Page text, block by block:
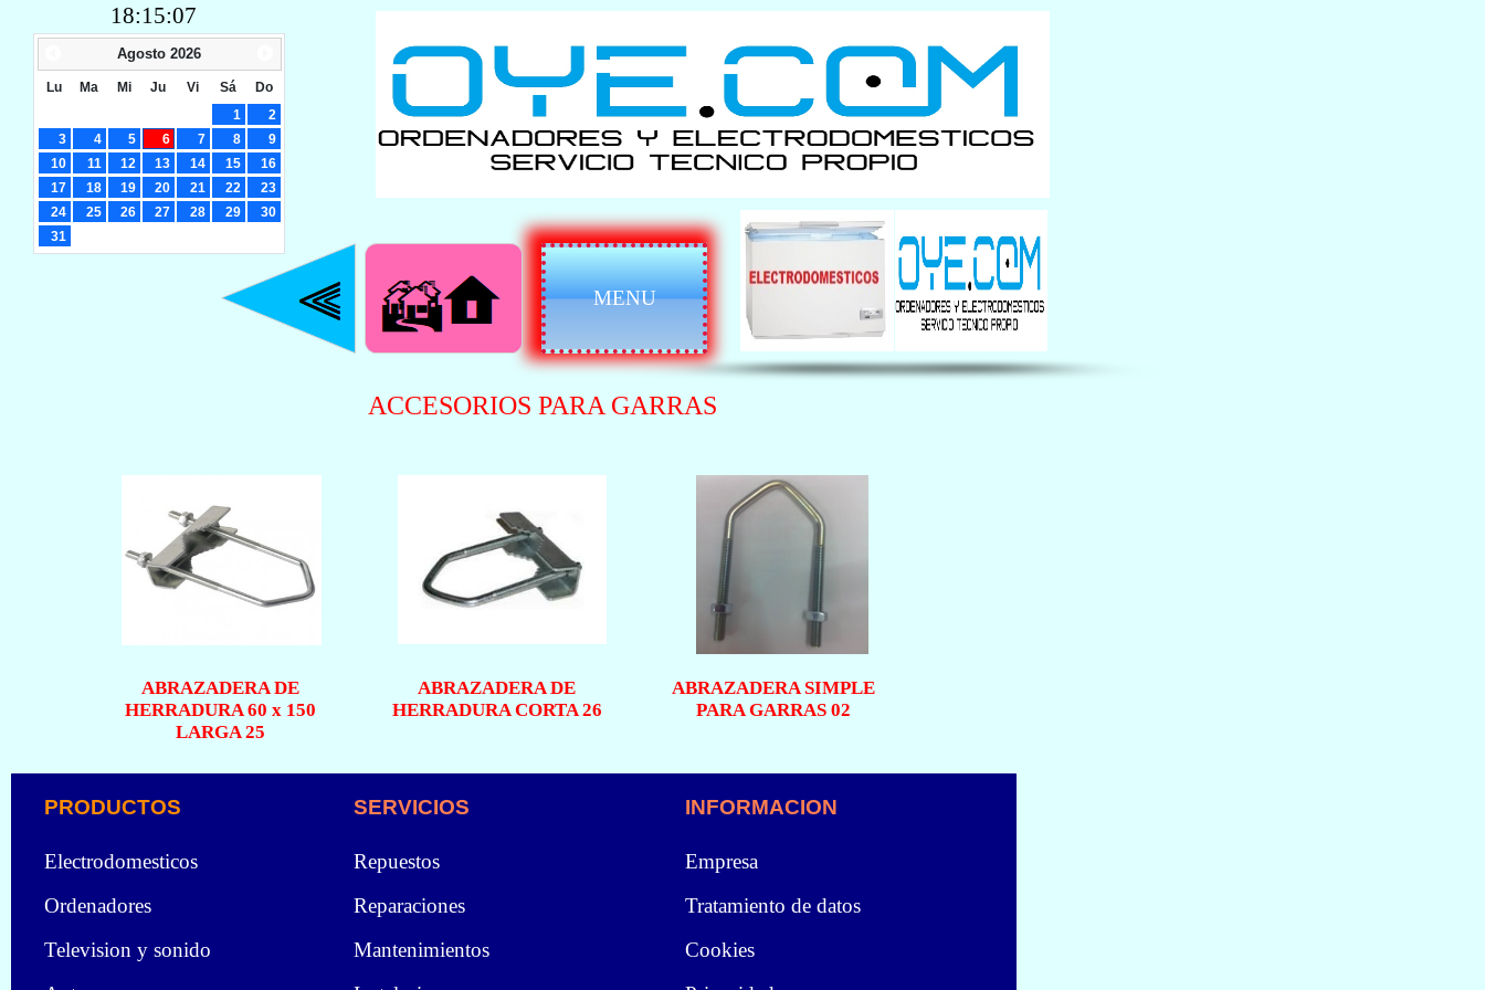
ABRAZADERA SIMPLE
PARA GARRAS 02
ABRAZADERA DE
HERRADURA CORTA 26
ABRAZADERA DE
HERRADURA 60 x 150
LARGA 25
MENU
18:15:07
Agosto 2026
Lu Ma Mi Ju Vi Sá
Do
1
2
3
4 5 6 7 8
9
10
11 12 13 14 15
16
17
18 19 20 21 22
23
24
25 26 27 28 29
30
31
ACCESORIOS PARA GARRAS
Repuestos
Reparaciones
Mantenimientos
Electrodomesticos
Ordenadores
Television y sonido
Empresa
Tratamiento de datos
Cookies
INFORMACION
PRODUCTOS SERVICIOS